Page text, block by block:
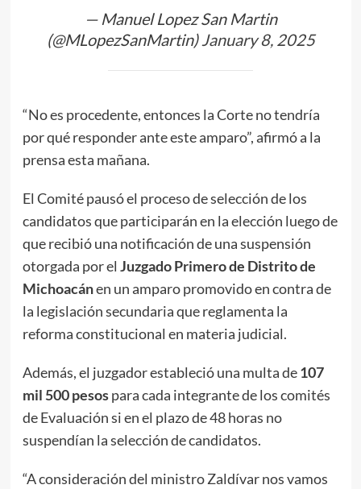
— Manuel Lopez San Martin
(@MLopezSanMartin) January 8, 2025
“No es procedente, entonces la Corte no tendría
por qué responder ante este amparo”, afirmó a la
prensa esta mañana.
El Comité pausó el proceso de selección de los
candidatos que participarán en la elección luego de
que recibió una notificación de una suspensión
otorgada por el Juzgado Primero de Distrito de
Michoacánen un amparo promovido en contra de
la legislación secundaria que reglamenta la
reforma constitucional en materia judicial.
Además, el juzgador estableció una multa de107
mil 500 pesospara cada integrante de los comités
de Evaluación si en el plazo de 48 horas no
suspendían la selección de candidatos.
“A consideración del ministro Zaldívar nos vamos